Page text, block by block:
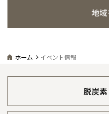
地
ホーム イベント情報
脱炭